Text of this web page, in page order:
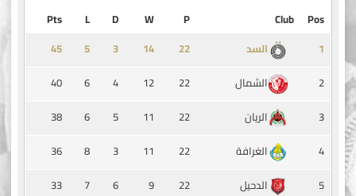
Pos
Club
P
W
D
L
Pts
1
السد ‏22
14
3
5
45
2
الشمال 22
12
4
6
40
3
الريان 22
11
5
6
38
4
الغرافة 22
11
3
8
36
5
الدحيل 22
9
6
7
33